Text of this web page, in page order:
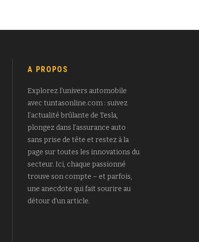
A PROPOS
Explorez l’univers automobile
avec tuntasonline.com : suivez
l’actualité brûlante de Tesla,
plongez dans l’assurance auto
sans prise de tête et restez à la
page sur toutes les innovations du
secteur. Ici, chaque passionné
trouve son compte – et parfois,
une anecdote qui fait sourire au
détour d’un article.